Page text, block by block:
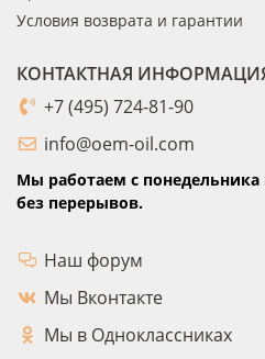
Условия возврата и гарантии
КОНТАКТНАЯ
+7 (495) 724-81-90
info@oem-oil.com
Мы работаем с понедельника
без перерывов.
Наш форум
Мы Вконтакте
Мы в Одноклассниках